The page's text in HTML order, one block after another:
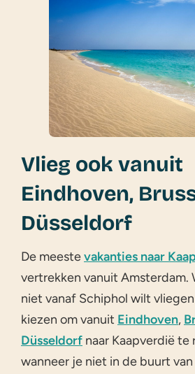
Vlieg ook vanuit
Eindhoven,
Düsseldorf
De meestevakanties naar
vertrekken vanuit Amsterdam.
niet vanaf Schiphol wilt
kiezen om vanuit Eindhoven,
Düsseldorf naar Kaapverdië te
wanneer je niet in de buurt